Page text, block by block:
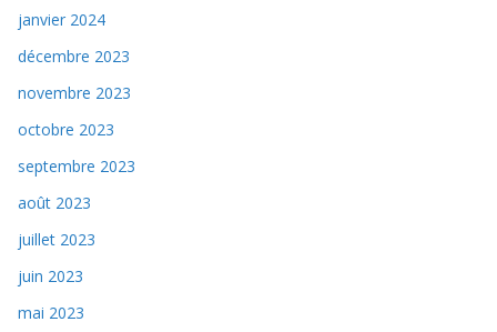
janvier 2024
décembre 2023
novembre 2023
octobre 2023
septembre 2023
août 2023
juillet 2023
juin 2023
mai 2023